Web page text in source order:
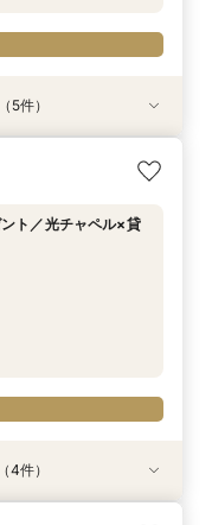
ドレス＆挙式料プレ
挙式＆会食Newプラ
◎】オンラインで会
縮90分Fair*雰囲気
シで安心！気軽によ
5件）
ト／光チャペル×貸
4件）